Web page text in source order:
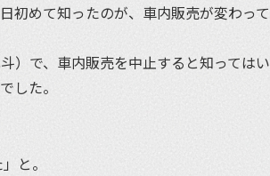
初めて知ったのが、車内販売が変わって
）で、車内販売を中止すると知ってはい
した。
と。